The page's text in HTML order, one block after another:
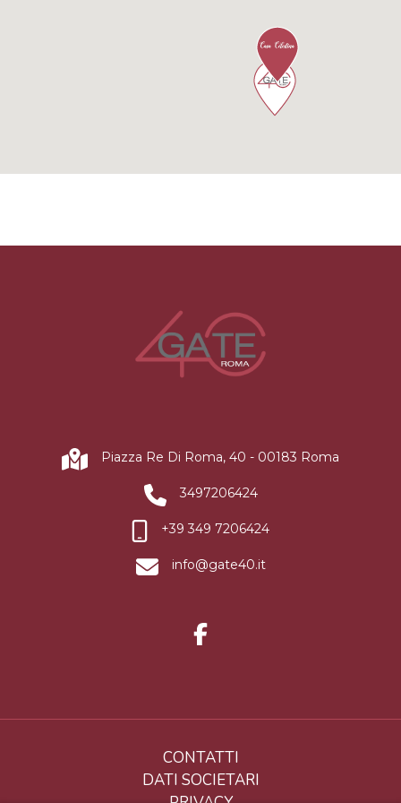
Piazza Re Di Roma, 40 - 00183 Roma
3497206424
+39 349 7206424
info@gate40.it
CONTATTI
DATI SOCIETARI